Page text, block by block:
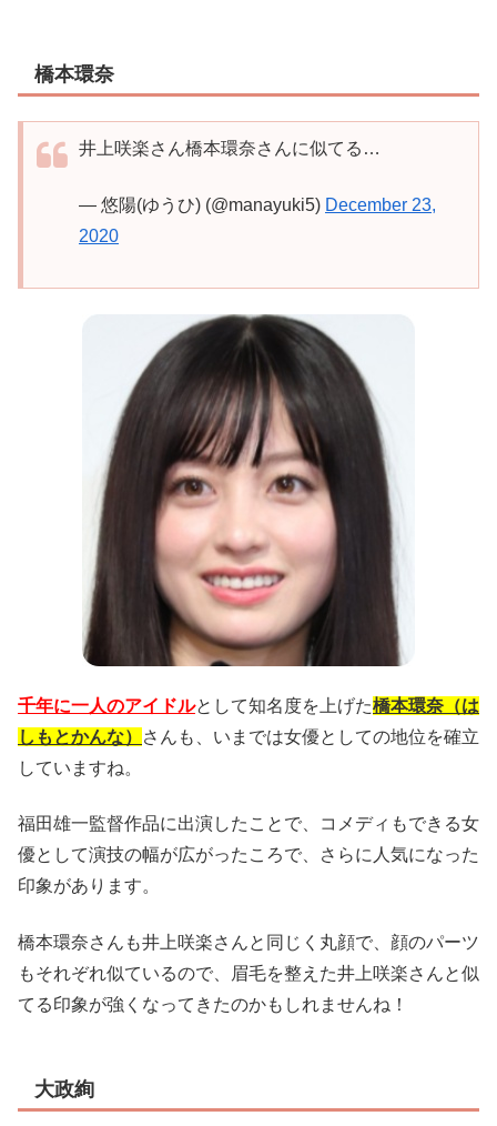
橋本環奈
井上咲楽さん橋本環奈さんに似てる…
— 悠陽(ゆうひ) (@manayuki5) December 23,
2020
千年に一人のアイドルとして知名度を上げた橋本環奈（は
しもとかんな）
さんも、いまでは女優としての地位を確立
していますね。
福田雄一監督作品に出演したことで、コメディもできる女
優として演技の幅が広がったころで、さらに人気になった
印象があります。
橋本環奈さんも井上咲楽さんと同じく丸顔で、顔のパーツ
もそれぞれ似ているので、眉毛を整えた井上咲楽さんと似
てる印象が強くなってきたのかもしれませんね！
大政絢